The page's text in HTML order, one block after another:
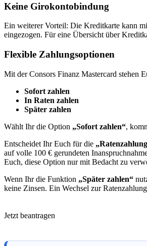
Keine Girokontobindung
Ein weiterer Vorteil: Die Kreditkarte kann
eingezogen. Für eine Übersicht über
Flexible Zahlungsoptionen
Mit der Consors Finanz Mastercard stehen
Sofort zahlen
In Raten zahlen
Später zahlen
Wählt Ihr die Option „Sofort zahlen“,
Entscheidet Ihr Euch für die
auf volle 100 € gerundeten
Euch, diese Option nur mit Bedacht zu
Wenn Ihr die Funktion „Später zahlen“
keine Zinsen. Ein Wechsel zur
Jetzt beantragen